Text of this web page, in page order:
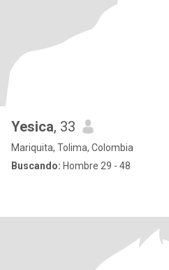
Yesica, 33
Mariquita, Tolima, Colombia
Buscando: Hombre 29 - 48